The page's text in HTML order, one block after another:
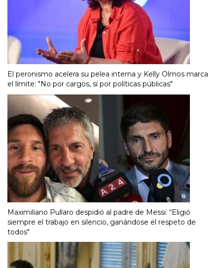
El peronismo acelera su pelea interna y Kelly Olmos marca
el límite: "No por cargos, sí por políticas públicas"
Maximiliano Pullaro despidió al padre de Messi: “Eligió
siempre el trabajo en silencio, ganándose el respeto de
todos"